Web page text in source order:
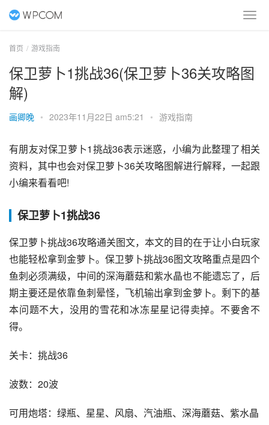
首页 游戏指南
保卫萝卜1挑战36(保卫萝卜36关攻略图
解)
画卿晚 • 2023年11月22日 am5:21 • 游戏指南
有朋友对保卫萝卜1挑战36表示迷惑，小编为此整理了相关
资料，其中也会对保卫萝卜36关攻略图解进行解释，一起跟
小编来看看吧!
保卫萝卜1挑战36
保卫萝卜挑战36攻略通关图文，本文的目的在于让小白玩家
也能轻松拿到金萝卜。保卫萝卜挑战36图文攻略重点是四个
鱼刺必须满级，中间的深海蘑菇和紫水晶也不能遗忘了，后
期主要还是依靠鱼刺晕怪，飞机输出拿到金萝卜。剩下的基
本问题不大，没用的雪花和冰冻星星记得卖掉。不要舍不
得。
关卡：挑战36
波数：20波
可用炮塔：绿瓶、星星、风扇、汽油瓶、深海蘑菇、紫水晶